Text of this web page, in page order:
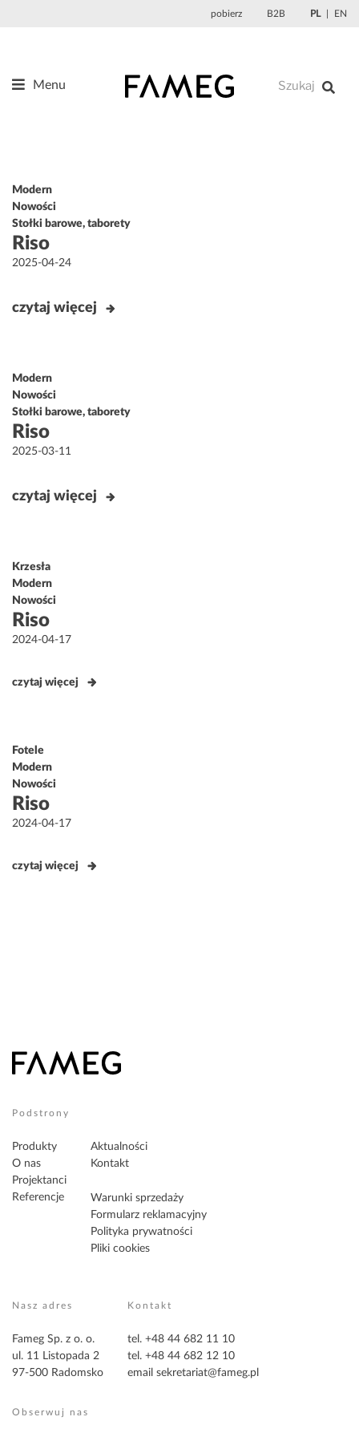
pobierz B2B PL EN
Menu
Referencje
Aktualności
Kontakt
Modern
Nowości
Stołki barowe, taborety
Riso
Opublikowane
2025-04-24
czytaj więcej
Modern
Nowości
Stołki barowe, taborety
Riso
Opublikowane
2025-03-11
czytaj więcej
Krzesła
Modern
Nowości
Riso
Opublikowane
2024-04-17
czytaj więcej
Fotele
Modern
Nowości
Riso
Opublikowane
2024-04-17
czytaj więcej
Podstrony
Produkty
O nas
Projektanci
Referencje
Aktualności
Kontakt
Warunki sprzedaży
Formularz reklamacyjny
Polityka prywatności
Pliki cookies
Nasz adres
Fameg Sp. z o. o.
ul. 11 Listopada 2
97-500 Radomsko
Kontakt
tel. +48 44 682 11 10
tel. +48 44 682 12 10
email sekretariat@fameg.pl
Obserwuj nas